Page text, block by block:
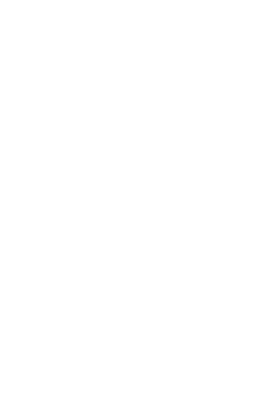
/ 35 in, Color: Blanco y Negro, Talla: M